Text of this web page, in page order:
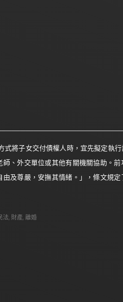
將子女交付債權人時，宜先擬定執
、外交單位或其他有關機關協助。
及尊嚴，安撫其情緒。」，條文規
法, 財產,離婚